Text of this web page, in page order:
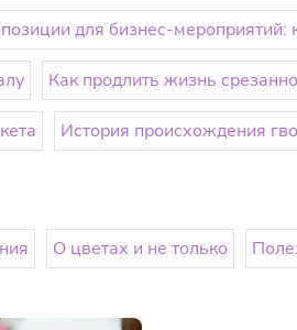
для бизнес-мероприятий:
Как продлить жизнь
История происхождения
О цветах и не только